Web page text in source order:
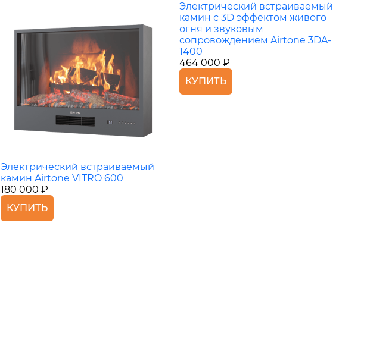
Электрический встраиваемый
камин Airtone VITRO 600
180 000 ₽
КУПИТЬ
Электрический встраиваемый
камин с 3D эффектом живого
огня и звуковым
сопровождением Airtone 3DA-
1400
464 000 ₽
КУПИТЬ